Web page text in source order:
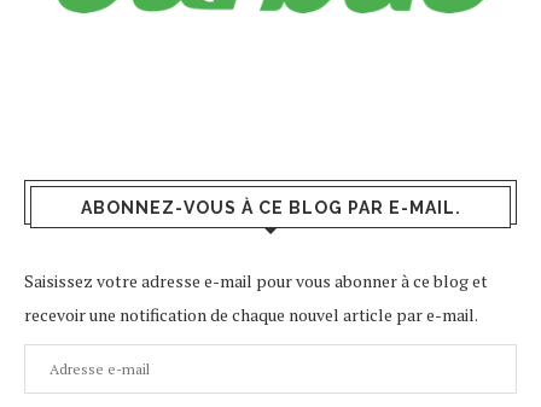
ABONNEZ-VOUS À CE BLOG PAR E-MAIL.
Saisissez votre adresse e-mail pour vous abonner à ce blog et
recevoir une notification de chaque nouvel article par e-mail.
Adresse
e-